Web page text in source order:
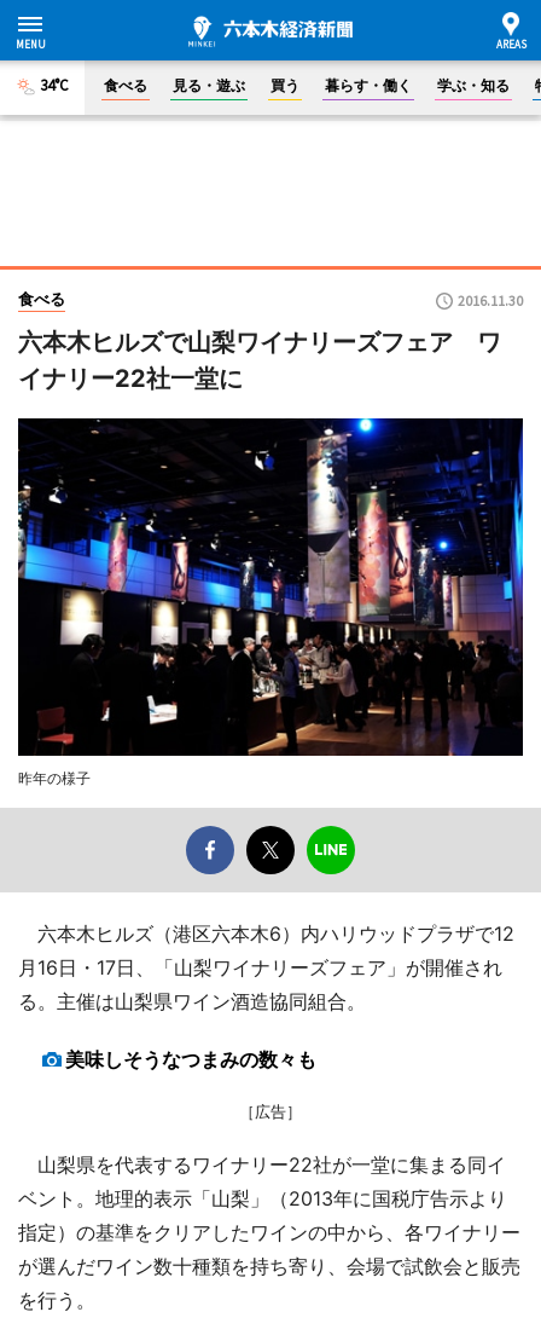
34°C 食べる 見る・遊ぶ 買う 暮らす・働く 学ぶ・知る
食べる 2016.11.30
六本木ヒルズで山梨ワイナリーズフェア ワ
イナリー22社一堂に
昨年の様子
六本木ヒルズ（港区六本木6）内ハリウッドプラザで12
月16日・17日、「山梨ワイナリーズフェア」が開催され
る。主催は山梨県ワイン酒造協同組合。
美味しそうなつまみの数々も
［広告］
山梨県を代表するワイナリー22社が一堂に集まる同イ
ベント。地理的表示「山梨」（2013年に国税庁告示より
指定）の基準をクリアしたワインの中から、各ワイナリー
が選んだワイン数十種類を持ち寄り、会場で試飲会と販売
を行う。